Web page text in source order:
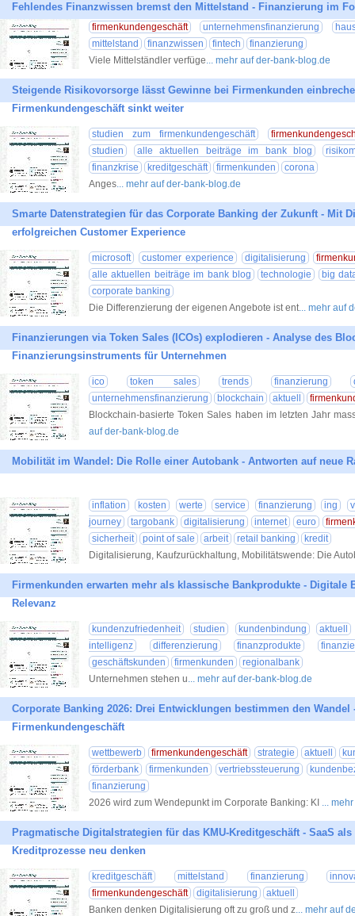
Fehlendes Finanzwissen bremst den Mittelstand - Finanzierung im
firmenkundengeschäft unternehmensfinanzierung
mittelstand
finanzwissen fintech
finanzierung
Viele Mittelständler verfüge... mehr auf der-bank-blog.de
Steigende Risikovorsorge lässt Gewinne bei Firmenkunden
Firmenkundengeschäft sinkt weiter
studien zum firmenkundengeschäft
studien
alle aktuellen beiträge im bank blog
finanzkrise
kreditgeschäft firmenkunden
corona
Anges... mehr auf der-bank-blog.de
Smarte Datenstrategien für das Corporate Banking der Zukunft - Mit
erfolgreichen Customer Experience
microsoft customer experience digitalisierung
alle aktuellen beiträge im bank blog
technologie
big
corporate banking
Die Differenzierung der eigenen Angebote ist ent... mehr auf
Finanzierungen via Token Sales (ICOs) explodieren - Analyse des
Finanzierungsinstruments für Unternehmen
ico token sales trends finanzierung
unternehmensfinanzierung
blockchain aktuell
Blockchain-basierte Token Sales haben im letzten Jahr
auf der-bank-blog.de
Mobilität im Wandel: Die Rolle einer Autobank - Antworten auf neue
inflation kosten werte service finanzierung ing
journey
targobank digitalisierung internet euro
sicherheit
point of sale arbeit retail banking
kredit
Digitalisierung, Kaufzurückhaltung, Mobilitätswende: Die
Firmenkunden erwarten mehr als klassische Bankprodukte - Digitale
Relevanz
kundenzufriedenheit studien kundenbindung
aktuell
intelligenz
differenzierung finanzprodukte
geschäftskunden
firmenkunden
regionalbank
Unternehmen stehen u... mehr auf der-bank-blog.de
Corporate Banking 2026: Drei Entwicklungen bestimmen den
Firmenkundengeschäft
wettbewerb firmenkundengeschäft strategie aktuell
förderbank
firmenkunden vertriebssteuerung
finanzierung
2026 wird zum Wendepunkt im Corporate Banking: KI ...
Pragmatische Digitalstrategien für das KMU-Kreditgeschäft - SaaS
Kreditprozesse neu denken
kreditgeschäft mittelstand finanzierung
firmenkundengeschäft
digitalisierung
aktuell
Banken denken Digitalisierung oft zu groß und z... mehr auf